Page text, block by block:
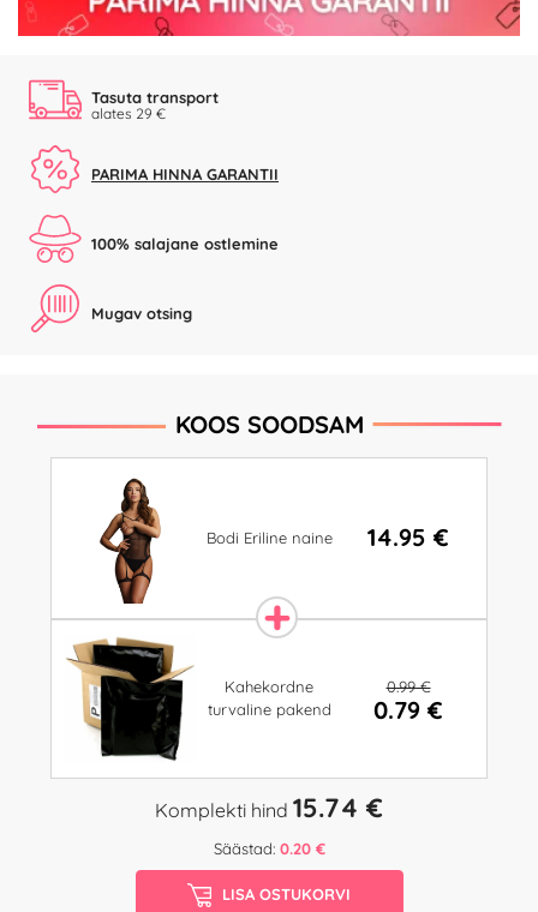
Tasuta transport
alates 29 €
PARIMA HINNA GARANTII
100% salajane ostlemine
Mugav otsing
KOOS SOODSAM
Bodi Eriline naine 14.95 €
Kahekordne
turvaline pakend
0.99 €
0.79 €
Komplekti hind 15.74 €
Säästad: 0.20 €
LISA OSTUKORVI